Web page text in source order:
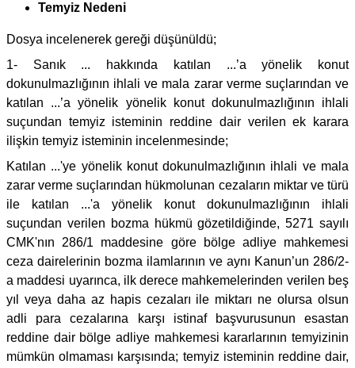
Temyiz Nedeni
Dosya incelenerek gereği düşünüldü;
1- Sanık ... hakkında katılan ...’a yönelik konut
dokunulmazlığının ihlali ve mala zarar verme suçlarından ve
katılan ...’a yönelik yönelik konut dokunulmazlığının ihlali
suçundan temyiz isteminin reddine dair verilen ek karara
ilişkin temyiz isteminin incelenmesinde;
Katılan ...'ye yönelik konut dokunulmazlığının ihlali ve mala
zarar verme suçlarından hükmolunan cezaların miktar ve türü
ile katılan ...'a yönelik konut dokunulmazlığının ihlali
suçundan verilen bozma hükmü gözetildiğinde, 5271 sayılı
CMK'nın 286/1 maddesine göre bölge adliye mahkemesi
ceza dairelerinin bozma ilamlarının ve aynı Kanun’un 286/2-
a maddesi uyarınca, ilk derece mahkemelerinden verilen beş
yıl veya daha az hapis cezaları ile miktarı ne olursa olsun
adli para cezalarına karşı istinaf başvurusunun esastan
reddine dair bölge adliye mahkemesi kararlarının temyizinin
mümkün olmaması karşısında; temyiz isteminin reddine dair,